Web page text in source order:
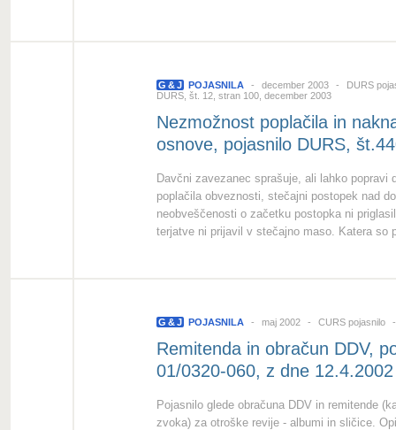
G &J POJASNILA december 2003
DURS
DURS, št. 12, stran 100, december 2003
Nezmožnost poplačila in
osnove, pojasnilo DURS,
Davčni zavezanec sprašuje, ali lahko
poplačila obveznosti, stečajni postopek nad
neobveščenosti o začetku postopka ni
terjatve ni prijavil v stečajno maso. Katera so
G &J POJASNILA maj 2002 CURS pojasnilo
Remitenda in obračun DDV,
01/0320-060, z dne 12.4.2002
Pojasnilo glede obračuna DDV in remitende
zvoka) za otroške revije - albumi in sličice.